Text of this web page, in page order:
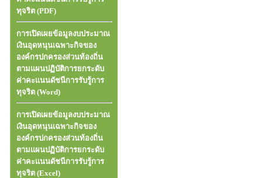
ทุจริต (PDF)
การเปิดเผยข้อมูลงบประมาณ
เงินอุดหนุนเฉพาะกิจของ
องค์กรปกครองส่วนท้องถิ่น
ตามแผนปฏิบัติการยกระดับ
ค่าคะแนนดัชนีการรับรู้การ
ทุจริต (Word)
การเปิดเผยข้อมูลงบประมาณ
เงินอุดหนุนเฉพาะกิจของ
องค์กรปกครองส่วนท้องถิ่น
ตามแผนปฏิบัติการยกระดับ
ค่าคะแนนดัชนีการรับรู้การ
ทุจริต (Excel)